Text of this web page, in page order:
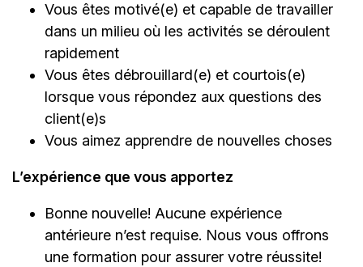
Vous êtes motivé(e) et capable de travailler
dans un milieu où les activités se déroulent
rapidement
Vous êtes débrouillard(e) et courtois(e)
lorsque vous répondez aux questions des
client(e)s
Vous aimez apprendre de nouvelles choses
L’expérience que vous apportez
Bonne nouvelle! Aucune expérience
antérieure n’est requise. Nous vous offrons
une formation pour assurer votre réussite!